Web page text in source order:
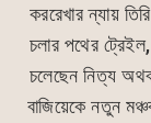
কররেখার ন্যায়
চলার পথের
চলেছেন নিত্য
বাজিয়েকে নতুন